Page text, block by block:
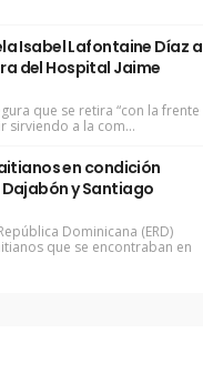
Isabel Lafontaine Díaz a
del Hospital Jaime
que se retira “con la frente
sirviendo a la com...
en condición
y Santiago
Dominicana (ERD)
que se encontraban en